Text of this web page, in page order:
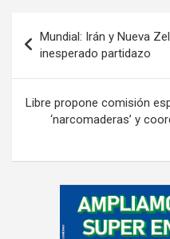
de
entradas
Mundial: Irán y Nueva
inesperado partidazo
Libre propone comisión
‘narcomaderas’ y